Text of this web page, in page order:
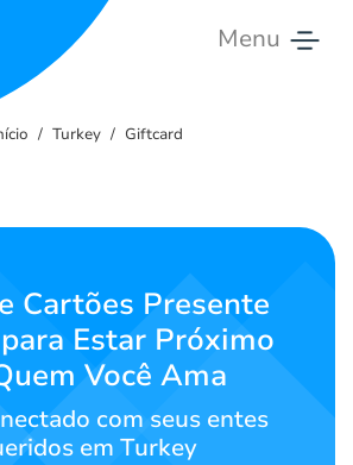
Menu
Turkey Giftcard
Cartões Presente
Estar Próximo
Você Ama
com seus entes
em Turkey